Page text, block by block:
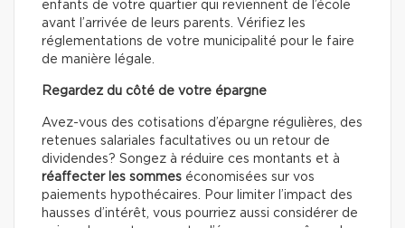
enfants de votre quartier qui reviennent de l’école
avant l’arrivée de leurs parents. Vérifiez les
réglementations de votre municipalité pour le faire
de manière légale.
Regardez du côté de votre épargne
Avez-vous des cotisations d’épargne régulières, des
retenues salariales facultatives ou un retour de
dividendes? Songez à réduire ces montants et à
réaffecter les sommes économisées sur vos
paiements hypothécaires. Pour limiter l’impact des
hausses d’intérêt, vous pourriez aussi considérer de